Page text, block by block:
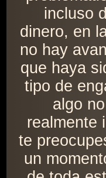
incluso
dinero, en
no hay
que haya
tipo de
algo
realmente
te
un